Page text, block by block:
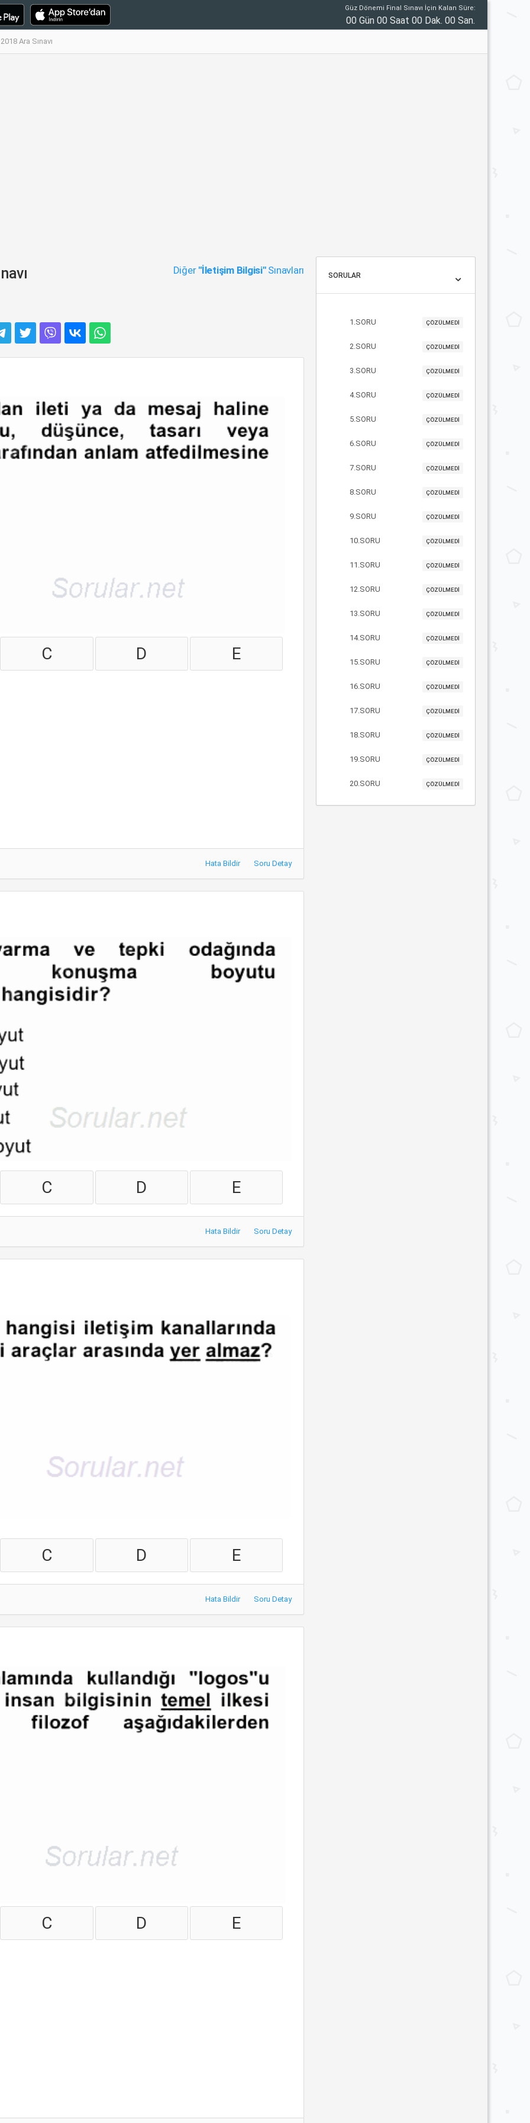
Güz Dönemi Final Sınavı İçin Kalan Süre:
00 Gün 00 Saat 00 Dak. 00 San.
Ara Sınavı
Diğer "İletişim Bilgisi"Sınavları
C D E
Hata Bildir Soru Detay
C D E
Hata Bildir Soru Detay
C D E
Hata Bildir Soru Detay
C D E
SORULAR
1.SORU ÇÖZÜLMEDİ
2.SORU ÇÖZÜLMEDİ
3.SORU ÇÖZÜLMEDİ
4.SORU ÇÖZÜLMEDİ
5.SORU ÇÖZÜLMEDİ
6.SORU ÇÖZÜLMEDİ
7.SORU ÇÖZÜLMEDİ
8.SORU ÇÖZÜLMEDİ
9.SORU ÇÖZÜLMEDİ
10.SORU ÇÖZÜLMEDİ
11.SORU ÇÖZÜLMEDİ
12.SORU ÇÖZÜLMEDİ
13.SORU ÇÖZÜLMEDİ
14.SORU ÇÖZÜLMEDİ
15.SORU ÇÖZÜLMEDİ
16.SORU ÇÖZÜLMEDİ
17.SORU ÇÖZÜLMEDİ
18.SORU ÇÖZÜLMEDİ
19.SORU ÇÖZÜLMEDİ
20.SORU ÇÖZÜLMEDİ